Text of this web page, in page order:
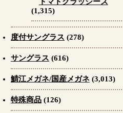
(1,315)
度付サングラス (278)
サングラス (616)
鯖江メガネ/国産メガネ (3,013)
特殊商品 (126)